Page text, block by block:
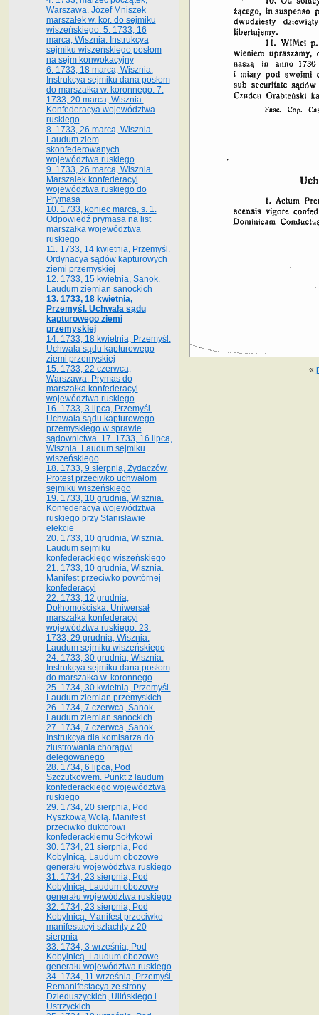
«
Warszawa. Józef Mniszek
marszałek w. kor. do sejmiku
wiszeńskiego. 5. 1733, 16
marca, Wisznia. Instrukcya
sejmiku wiszeńskiego posłom
na sejm konwokacyjny
6. 1733, 18 marca, Wisznia.
Instrukcya sejmiku dana posłom
do marszałka w. koronnego. 7.
1733, 20 marca, Wisznia.
Konfederacya województwa
ruskiego
8. 1733, 26 marca, Wisznia.
Laudum ziem
skonfederowanych
województwa ruskiego
9. 1733, 26 marca, Wisznia.
Marszałek konfederacyi
województwa ruskiego do
Prymasa
10. 1733, koniec marca, s. 1.
Odpowiedź prymasa na list
marszałka województwa
ruskiego
11. 1733, 14 kwietnia, Przemyśl.
Ordynacya sądów kapturowych
ziemi przemyskiej
12. 1733, 15 kwietnia, Sanok.
Laudum ziemian sanockich
13. 1733, 18 kwietnia,
Przemyśl. Uchwała sądu
kapturowego ziemi
przemyskiej
14. 1733, 18 kwietnia, Przemyśl.
Uchwała sądu kapturowego
ziemi przemyskiej
15. 1733, 22 czerwca,
Warszawa. Prymas do
marszałka konfederacyi
województwa ruskiego
16. 1733, 3 lipca, Przemyśl.
Uchwała sądu kapturowego
przemyskiego w sprawie
sądownictwa. 17. 1733, 16 lipca,
Wisznia. Laudum sejmiku
wiszeńskiego
18. 1733, 9 sierpnia, Żydaczów.
Protest przeciwko uchwałom
sejmiku wiszeńskiego
19. 1733, 10 grudnia, Wisznia.
Konfederacya województwa
ruskiego przy Stanisławie
elekcie
20. 1733, 10 grudnia, Wisznia.
Laudum sejmiku
konfederackiego wiszeńskiego
21. 1733, 10 grudnia, Wisznia.
Manifest przeciwko powtórnej
konfederacyi
22. 1733, 12 grudnia,
Dołhomościska. Uniwersał
marszałka konfederacyi
województwa ruskiego. 23.
1733, 29 grudnia, Wisznia.
Laudum sejmiku wiszeńskiego
24. 1733, 30 grudnia, Wisznia.
Instrukcya sejmiku dana posłom
do marszałka w. koronnego
25. 1734, 30 kwietnia, Przemyśl.
Laudum ziemian przemyskich
26. 1734, 7 czerwca, Sanok.
Laudum ziemian sanockich
27. 1734, 7 czerwca, Sanok.
Instrukcya dla komisarza do
zlustrowania chorągwi
delegowanego
28. 1734, 6 lipca, Pod
Szczutkowem. Punkt z laudum
konfederackiego województwa
ruskiego
29. 1734, 20 sierpnia, Pod
Ryszkową Wolą. Manifest
przeciwko duktorowi
konfederackiemu Sołtykowi
30. 1734, 21 sierpnia, Pod
Kobylnicą. Laudum obozowe
generału województwa ruskiego
31. 1734, 23 sierpnia, Pod
Kobylnicą. Laudum obozowe
generału województwa ruskiego
32. 1734, 23 sierpnia, Pod
Kobylnicą. Manifest przeciwko
manifestacyi szlachty z 20
sierpnia
33. 1734, 3 września, Pod
Kobylnicą. Laudum obozowe
generału województwa ruskiego
34. 1734, 11 września, Przemyśl.
Remanifestacya ze strony
Dzieduszyckich, Ulińskiego i
Ustrzyckich